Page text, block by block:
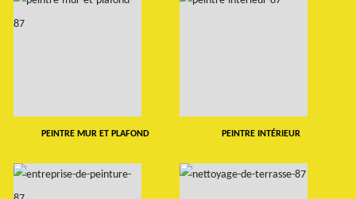
PEINTRE MUR ET PLAFOND PEINTRE INTÉRIEUR